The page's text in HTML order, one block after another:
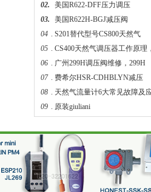
02.
美国R622-DFF压力调压
03.
美国R622H-BGJ减压阀
04 . S201替代型号CS800天然气
05 . CS400天然气调压器工作原理
06 . 广州299H调压阀维修，299H
07 . 费希尔HSR-CDHBLYN减压
08 . 天然气流量计6大常见故障及
09 . 原装giuliani